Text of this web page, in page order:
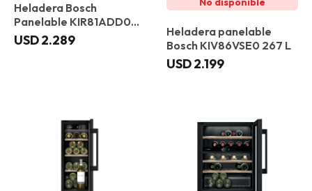
Heladera Bosch
Panelable KIR81ADD0
310 L
USD2.289
Heladera panelable
Bosch KIV86VSE0 267 L
USD2.199